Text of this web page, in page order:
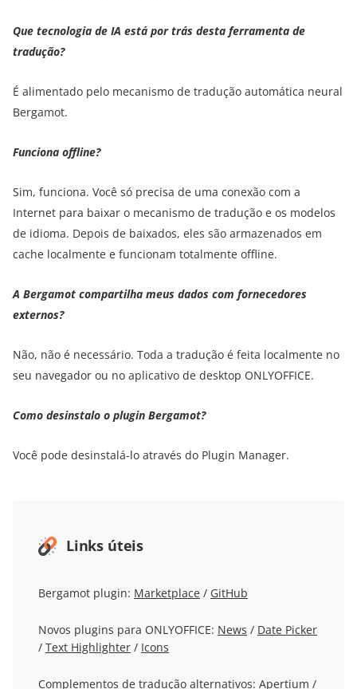
Que tecnologia de IA está por trás desta ferramenta de
tradução?
É alimentado pelo mecanismo de tradução automática neural
Bergamot.
Funciona offline?
Sim, funciona. Você só precisa de uma conexão com a
Internet para baixar o mecanismo de tradução e os modelos
de idioma. Depois de baixados, eles são armazenados em
cache localmente e funcionam totalmente offline.
A Bergamot compartilha meus dados com fornecedores
externos?
Não, não é necessário. Toda a tradução é feita localmente no
seu navegador ou no aplicativo de desktop ONLYOFFICE.
Como desinstalo o plugin Bergamot?
Você pode desinstalá-lo através do Plugin Manager.
Links úteis
Bergamot plugin: Marketplace / GitHub
Novos plugins para ONLYOFFICE: News / Date Picker
/ Text Highlighter / Icons
Complementos de tradução alternativos: Apertium /